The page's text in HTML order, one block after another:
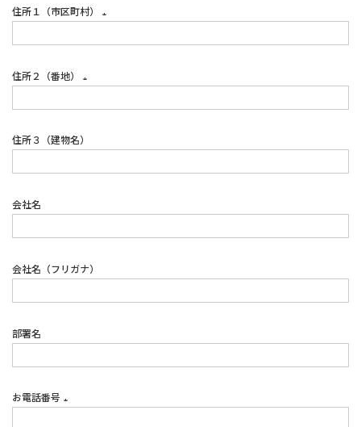
住所１（市区町村）
住所２（番地）
住所３（建物名）
会社名
会社名（フリガナ）
部署名
お電話番号